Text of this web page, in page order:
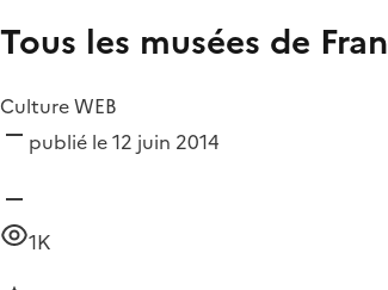
Tous les musées de
Culture WEB
publié le 12 juin 2014
1K